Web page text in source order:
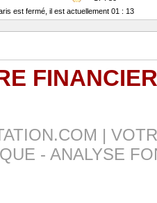
est fermé, il est actuellement 01 : 13
|
- ANALYSE